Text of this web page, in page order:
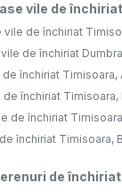
vile de închiriat
vile de închiriat
de închiriat
închiriat Timisoara,
de închiriat Timisoara,
de închiriat
închiriat Timisoara,
de închiriat